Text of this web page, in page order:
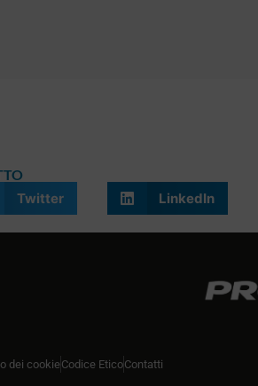
Twitter LinkedIn
dei cookieCodice EticoContatti